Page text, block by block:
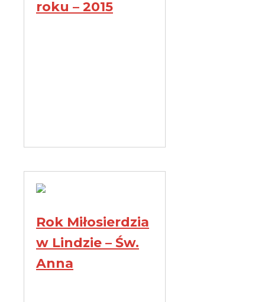
roku – 2015
Rok Miłosierdzia
w Lindzie – Św.
Anna